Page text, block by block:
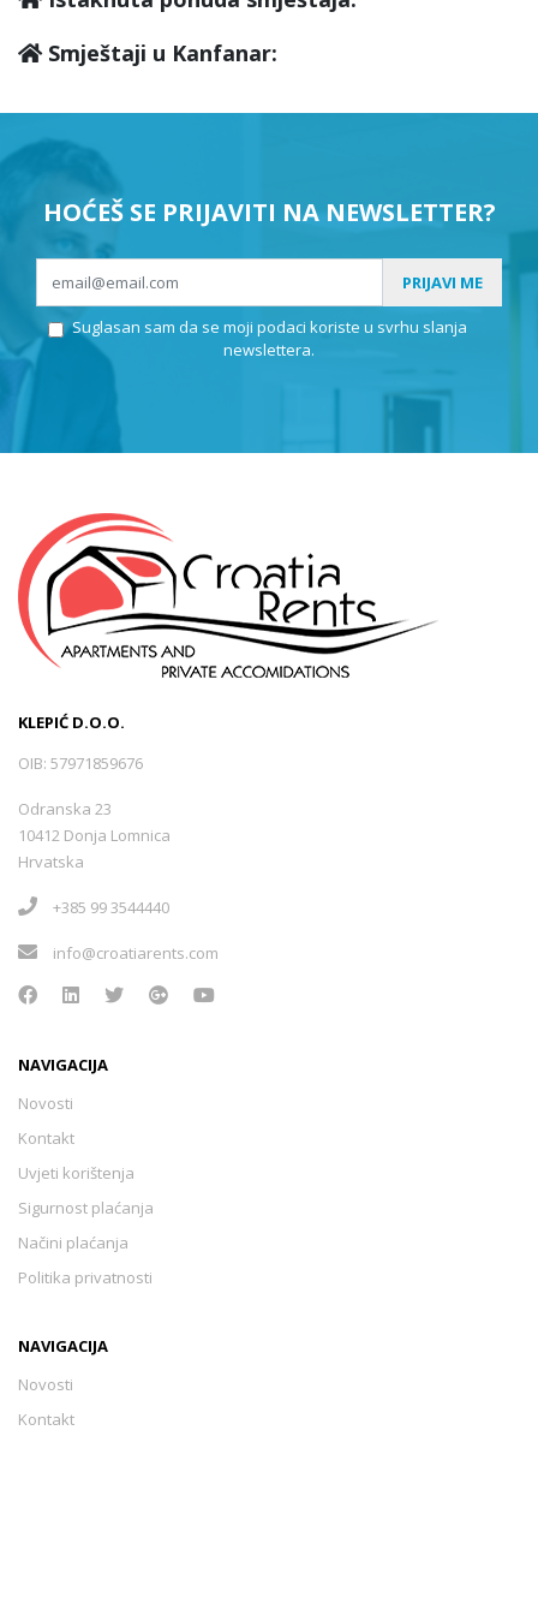
Smještaji u Kanfanar:
HOĆEŠ SE PRIJAVITI NA NEWSLETTER?
PRIJAVI ME
Suglasan sam da se moji podaci koriste u svrhu slanja
newslettera.
KLEPIĆ D.O.O.
OIB: 57971859676
Odranska 23
10412 Donja Lomnica
Hrvatska
+385 99 3544440
info@croatiarents.com
NAVIGACIJA
Novosti
Kontakt
Uvjeti korištenja
Sigurnost plaćanja
Načini plaćanja
Politika privatnosti
NAVIGACIJA
Novosti
Kontakt